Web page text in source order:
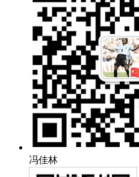
冯佳林